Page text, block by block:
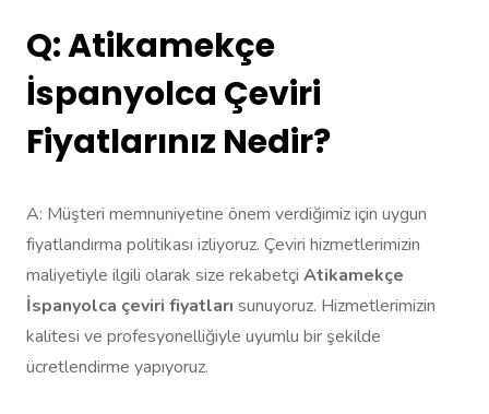
Q: Atikamekçe
İspanyolca Çeviri
Fiyatlarınız Nedir?
A: Müşteri memnuniyetine önem verdiğimiz için uygun
fiyatlandırma politikası izliyoruz. Çeviri hizmetlerimizin
maliyetiyle ilgili olarak size rekabetçi Atikamekçe
İspanyolca çeviri fiyatları sunuyoruz. Hizmetlerimizin
kalitesi ve profesyonelliğiyle uyumlu bir şekilde
ücretlendirme yapıyoruz.